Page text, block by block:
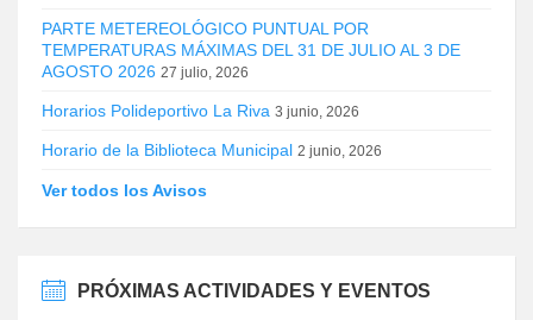
PARTE METEREOLÓGICO PUNTUAL POR
TEMPERATURAS MÁXIMAS DEL 31 DE JULIO AL 3 DE
AGOSTO 2026 27 julio, 2026
Horarios Polideportivo La Riva 3 junio, 2026
Horario de la Biblioteca Municipal 2 junio, 2026
Ver todos los Avisos
PRÓXIMAS ACTIVIDADES Y EVENTOS